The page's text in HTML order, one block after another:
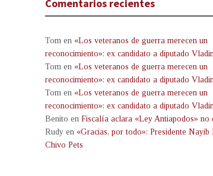
Comentarios recientes
Tom en «Los veteranos de guerra merecen un
reconocimiento»: ex candidato a diputado
Tom en «Los veteranos de guerra merecen un
reconocimiento»: ex candidato a diputado
Tom en «Los veteranos de guerra merecen un
reconocimiento»: ex candidato a diputado
Benito en Fiscalía aclara «Ley Antiapodos» no
Rudy en «Gracias, por todo»: Presidente Nayib
Chivo Pets